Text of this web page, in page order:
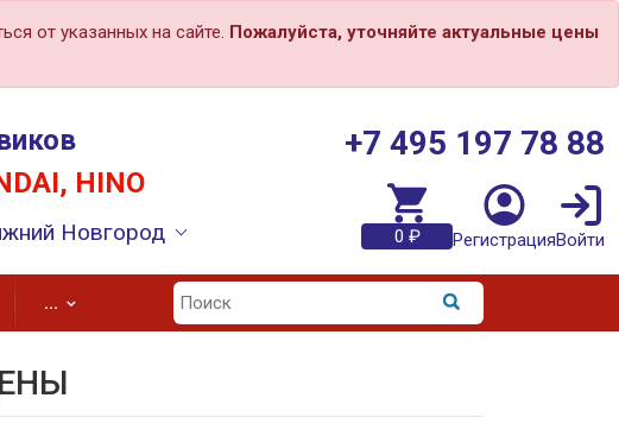
от указанных на сайте. Пожалуйста, уточняйте актуальные цены
HINO
Новгород
+7 495 197 78 88
0 ₽ РегистрацияВойти
...